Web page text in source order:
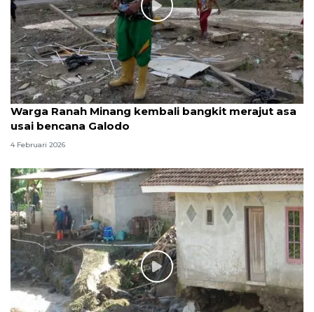
Warga Ranah Minang kembali bangkit merajut asa
usai bencana Galodo
4 Februari 2026